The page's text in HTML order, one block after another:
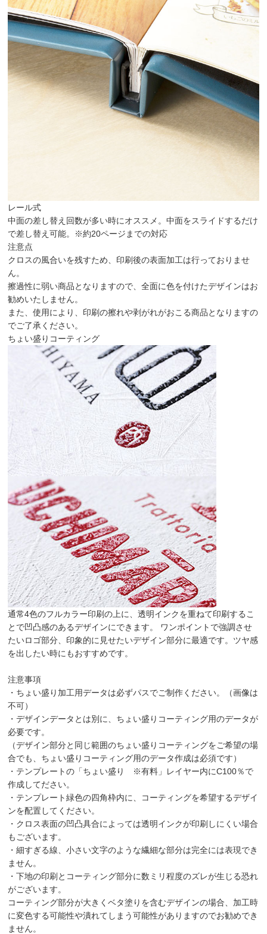
レール式
中面の差し替え回数が多い時にオススメ。中面をスライドするだけ
で差し替え可能。 ※約20ページまでの対応
注意点
クロスの風合いを残すため、印刷後の表面加工は行っておりませ
ん。
擦過性に弱い商品となりますので、全面に色を付けたデザインはお
勧めいたしません。
また、使用により、印刷の擦れや剥がれがおこる商品となりますの
でご了承ください。
ちょい盛りコーティング
通常4色のフルカラー印刷の上に、透明インクを重ねて印刷するこ
とで凹凸感のあるデザインにできます。 ワンポイントで強調させ
たいロゴ部分、印象的に見せたいデザイン部分に最適です。ツヤ感
を出したい時にもおすすめです。
注意事項
・ちょい盛り加工用データは必ずパスでご制作ください。（画像は
不可）
・デザインデータとは別に、ちょい盛りコーティング用のデータが
必要です。
（デザイン部分と同じ範囲のちょい盛りコーティングをご希望の場
合でも、ちょい盛りコーティング用のデータ作成は必須です）
・テンプレートの「ちょい盛り ※有料」レイヤー内にC100％で
作成してださい。
・テンプレート緑色の四角枠内に、コーティングを希望するデザイ
ンを配置してください。
・クロス表面の凹凸具合によっては透明インクが印刷しにくい場合
もございます。
・細すぎる線、小さい文字のような繊細な部分は完全には表現でき
ません。
・下地の印刷とコーティング部分に数ミリ程度のズレが生じる恐れ
がございます。
コーティング部分が大きくベタ塗りを含むデザインの場合、加工時
に変色する可能性や潰れてしまう可能性がありますのでお勧めでき
ません。